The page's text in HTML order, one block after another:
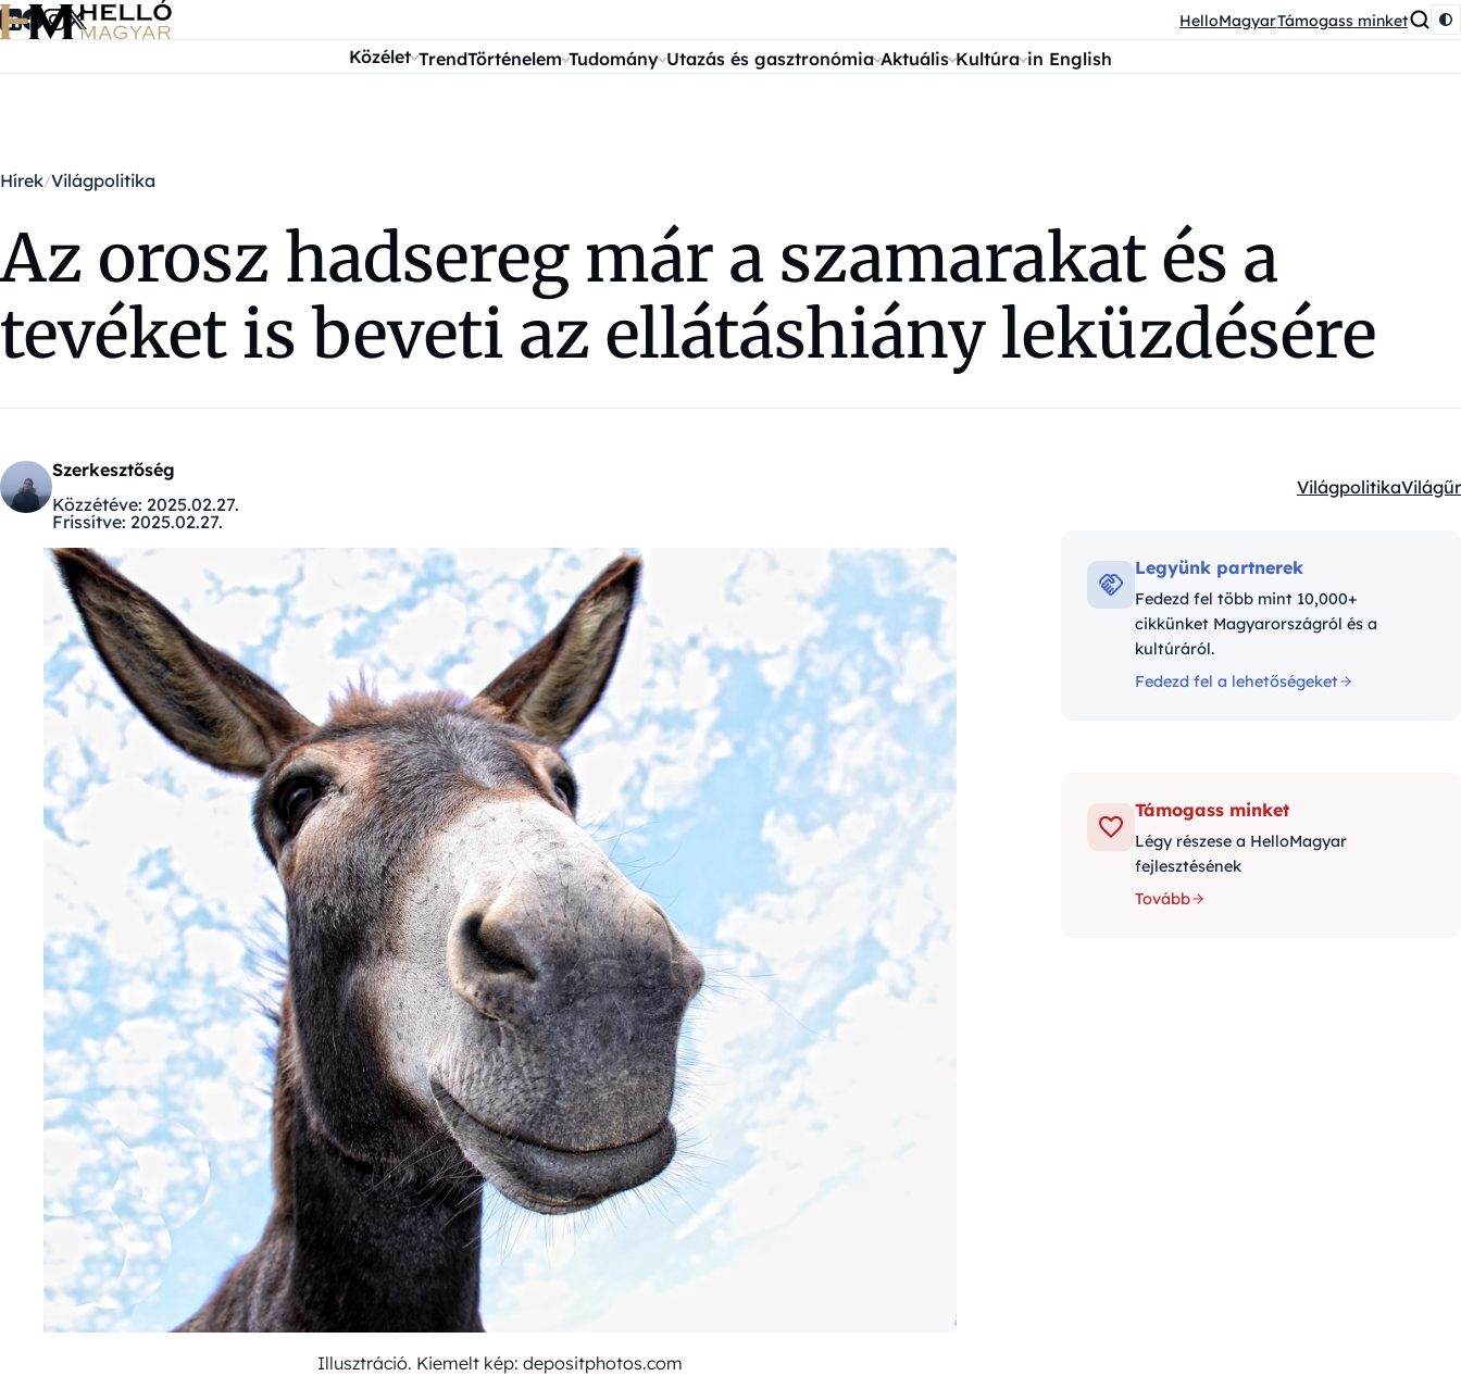
Ugrás a tartalomra HelloMagyarTámogass minket
Közélet TrendTörténelem Tudomány Utazás és gasztronómia Aktuális Kultúra in English
Hírek Világpolitika
Az orosz hadsereg már a szamarakat és a
tevéket is beveti az ellátáshiány leküzdésére
Szerkesztőség
Közzétéve: 2025.02.27.
Frissítve: 2025.02.27.
Kategóriák:
VilágpolitikaVilágűr
Illusztráció. Kiemelt kép: depositphotos.com
Legyünk partnerek
Fedezd fel több mint 10,000+
cikkünket Magyarországról és a
kultúráról.
Fedezd fel a lehetőségeket
Támogass minket
Légy részese a HelloMagyar
fejlesztésének
Tovább